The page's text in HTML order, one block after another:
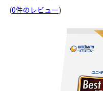
(0件のレビュー)